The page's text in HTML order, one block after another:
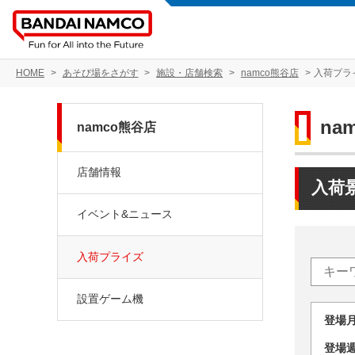
HOME あそび場をさがす 施設・店舗検索 namco熊谷店 入荷プラ
入荷
登
登
namco熊谷店
店舗情報
イベント&ニュース
入荷プライズ
設置ゲーム機